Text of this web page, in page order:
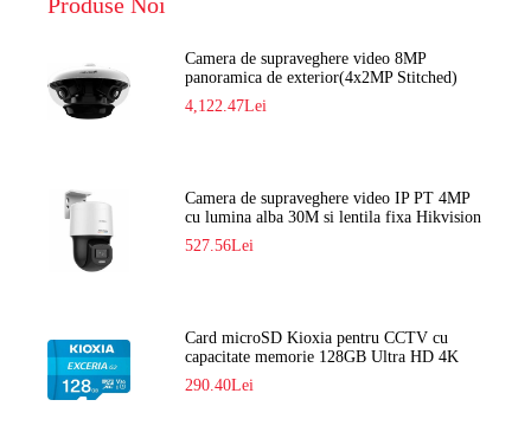
Camera de supraveghere video 8MP
panoramica de exterior(4x2MP Stitched)
Navaio NGC-7482PR
4,122.47Lei
Camera de supraveghere video IP PT 4MP
cu lumina alba 30M si lentila fixa Hikvision
DS-2DE2C400SCG-E F1
527.56Lei
Card microSD Kioxia pentru CCTV cu
capacitate memorie 128GB Ultra HD 4K
LMEX2L128GG2
290.40Lei